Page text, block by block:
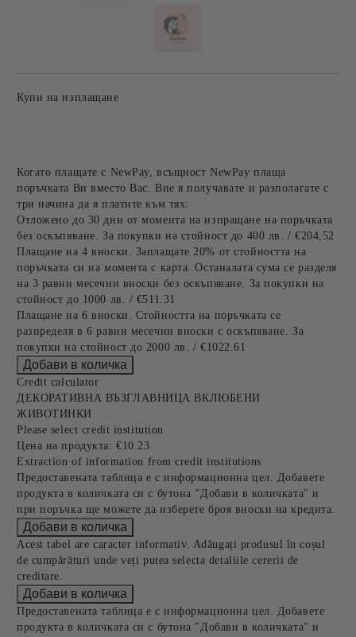
Купи на изплащане
Когато плащате с NewPay, всъщност NewPay плаща
поръчката Ви вместо Вас. Вие я получавате и разполагате с
три начина да я платите към тях:
Отложено до 30 дни от момента на изпращане на поръчката
без оскъпяване. За покупки на стойност до 400 лв. / €204,52
Плащане на 4 вноски. Заплащате 20% от стойността на
поръчката си на момента с карта. Останалата сума се разделя
на 3 равни месечни вноски без оскъпяване. За покупки на
стойност до 1000 лв. / €511.31
Плащане на 6 вноски. Стойността на поръчката се
разпределя в 6 равни месечни вноски с оскъпяване. За
покупки на стойност до 2000 лв. / €1022.61
Credit calculator
ДЕКОРАТИВНА ВЪЗГЛАВНИЦА ВКЛЮБЕНИ
ЖИВОТИНКИ
Please select credit institution
Цена на продукта: €10.23
Extraction of information from credit institutions
Предоставената таблица е с информационна цел. Добавете
продукта в количката си с бутона "Добави в количката" и
при поръчка ще можете да изберете броя вноски на кредита.
Acest tabel are caracter informativ. Adăugați produsul în coșul
de cumpărături unde veți putea selecta detaliile cererii de
creditare.
Предоставената таблица е с информационна цел. Добавете
продукта в количката си с бутона "Добави в количката" и